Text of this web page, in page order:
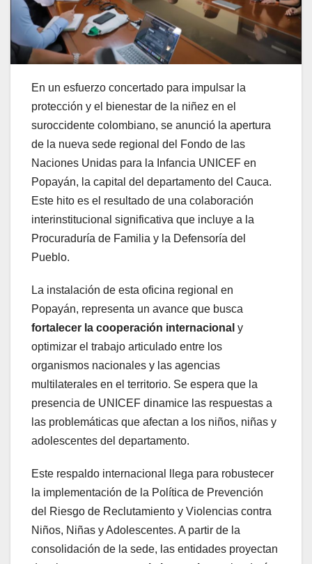
En un esfuerzo concertado para impulsar la
protección y el bienestar de la niñez en el
suroccidente colombiano, se anunció la apertura
de la nueva sede regional del Fondo de las
Naciones Unidas para la Infancia UNICEF en
Popayán, la capital del departamento del Cauca.
Este hito es el resultado de una colaboración
interinstitucional significativa que incluye a la
Procuraduría de Familia y la Defensoría del
Pueblo.
La instalación de esta oficina regional en
Popayán, representa un avance que busca
fortalecer la cooperación internacional y
optimizar el trabajo articulado entre los
organismos nacionales y las agencias
multilaterales en el territorio. Se espera que la
presencia de UNICEF dinamice las respuestas a
las problemáticas que afectan a los niños, niñas y
adolescentes del departamento.
Este respaldo internacional llega para robustecer
la implementación de la Política de Prevención
del Riesgo de Reclutamiento y Violencias contra
Niños, Niñas y Adolescentes. A partir de la
consolidación de la sede, las entidades proyectan